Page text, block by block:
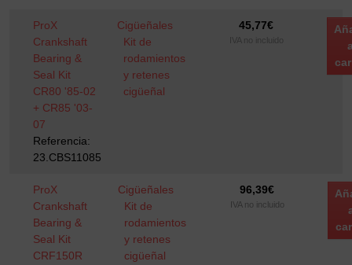
ProX
Crankshaft
Bearing &
Seal Kit
CR80 '85-02
+ CR85 '03-
07
Referencia:
23.CBS11085
Cigüeñales
Kit de
rodamientos
y retenes
cigüeñal
45,77€
IVA no incluido
ProX
Crankshaft
Bearing &
Seal Kit
CRF150R
Cigüeñales
Kit de
rodamientos
y retenes
cigüeñal
96,39€
IVA no incluido